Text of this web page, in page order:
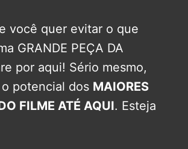
você quer evitar o que
GRANDE PEÇA DA
por aqui! Sério mesmo,
potencial dos MAIORES
FILME ATÉ AQUI. Esteja